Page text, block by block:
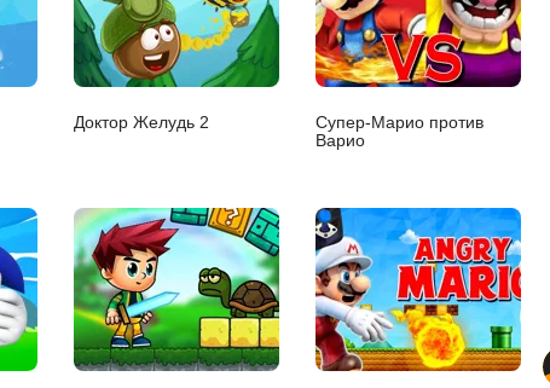
Доктор Желудь 2
Супер-Марио против
Варио